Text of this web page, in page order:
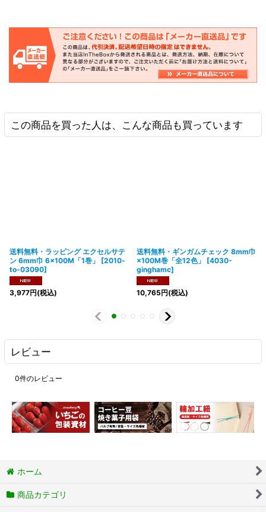
この商品を買った人は、こんな商品も買っています
送料無料・ラッピング エクセルサテ
ン 6mm巾 6×100M「1巻」
[2010-
to-03090]
3,977円(税込)
送料無料・ギンガムチェック 8mm巾
×100M巻「全12色」
[4030-
ginghamc]
10,765円(税込)
レビュー
0件のレビュー
ホーム
商品カテゴリ